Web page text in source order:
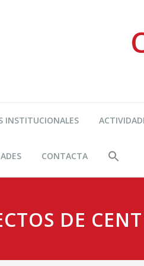
INSTITUCIONALES
CONTACTA
DE